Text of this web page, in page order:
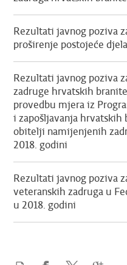
Rezultati javnog poziva
proširenje postojeće
Rezultati javnog poziva
zadruge hrvatskih
provedbu mjera iz
i zapošljavanja
obitelji namijenjenih
2018. godini
Rezultati javnog poziva
veteranskih zadruga u
u 2018. godini